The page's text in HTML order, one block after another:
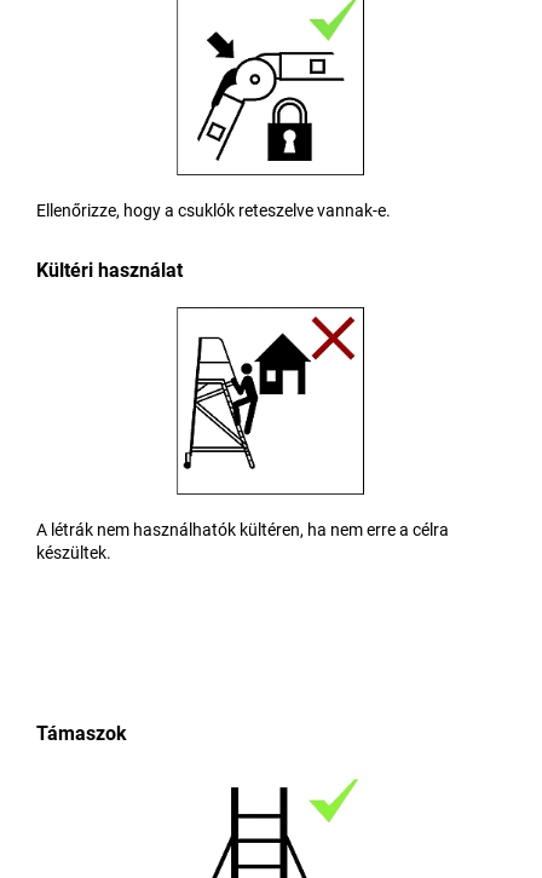
Ellenőrizze, hogy a csuklók reteszelve vannak-e.
Kültéri használat
A létrák nem használhatók kültéren, ha nem erre a célra
készültek.
Támaszok